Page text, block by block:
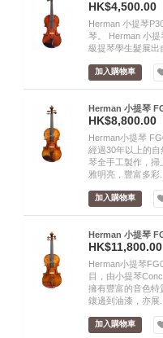
HK$4,500.00
Herman 小提琴
琴。 Herman 小
級提琴學生髮展出
加入購物車
Herman 小提琴
HK$8,800.00
Herman小提琴
經過30年以上的
琴全手工製作，掃
雅明亮，豐富多彩..
加入購物車
Herman 小提琴
HK$11,800.00
Herman小提琴
目，由小提琴
擁有豐富的音色特
鑲邊到油漆，亦展..
加入購物車